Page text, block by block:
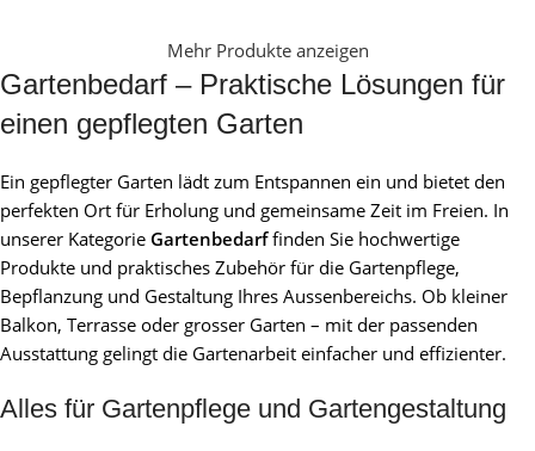
Mehr Produkte anzeigen
Gartenbedarf – Praktische Lösungen für
einen gepflegten Garten
Ein gepflegter Garten lädt zum Entspannen ein und bietet den
perfekten Ort für Erholung und gemeinsame Zeit im Freien. In
unserer Kategorie Gartenbedarffinden Sie hochwertige
Produkte und praktisches Zubehör für die Gartenpflege,
Bepflanzung und Gestaltung Ihres Aussenbereichs. Ob kleiner
Balkon, Terrasse oder grosser Garten – mit der passenden
Ausstattung gelingt die Gartenarbeit einfacher und effizienter.
Alles für Gartenpflege und Gartengestaltung